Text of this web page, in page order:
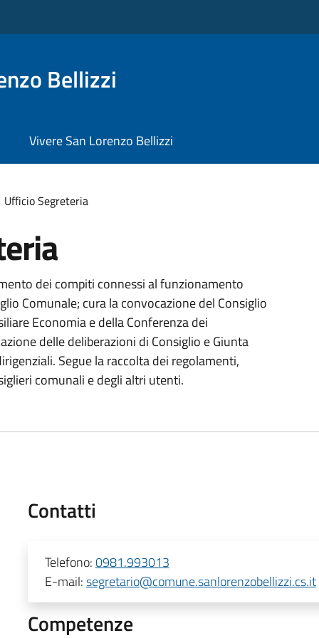
Bellizzi
Vivere San Lorenzo Bellizzi
Ufficio Segreteria
dei compiti connessi al funzionamento
Comunale; cura la convocazione del Consiglio
Economia e della Conferenza dei
delle deliberazioni di Consiglio e Giunta
Segue la raccolta dei regolamenti,
comunali e degli altri utenti.
Contatti
Telefono:0981.993013
E-mail:segretario@comune.sanlorenzobellizzi.cs.it
Competenze